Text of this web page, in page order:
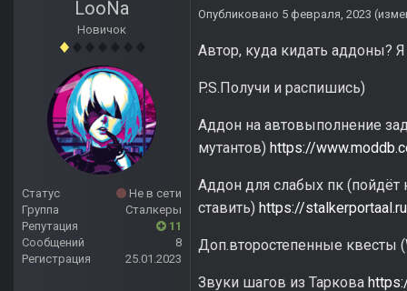
LooNa
Новичок
Статус
Не в сети
Группа
Сталкеры
Репутация
11
Сообщений
8
Регистрация
25.01.2023
Опубликовано 5 февраля, 2023
Автор, куда кидать аддоны?
P.S.Получи и распишись)
Аддон на автовыполнение
мутантов) https://
Аддон для слабых пк (пойдёт
ставить) https://
Доп.второстепенные квесты
Звуки шагов из Таркова